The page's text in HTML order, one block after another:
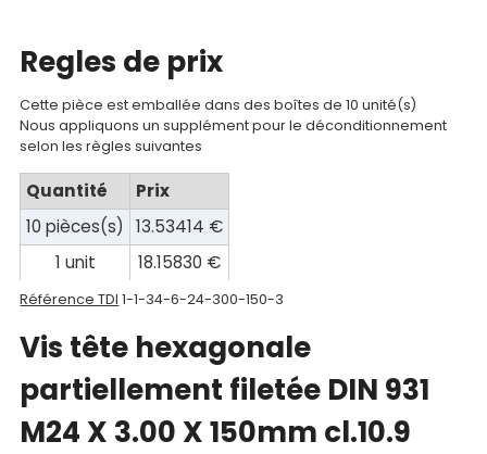
Mon
panier
Contact
Regles de prix
Cette pièce est emballée dans des boîtes de 10 unité(s)
Nous appliquons un supplément pour le déconditionnement
selon les règles suivantes
Quantité
Prix
10 pièces(s)
13.53414 €
1 unit
18.15830 €
Référence TDI 1-1-34-6-24-300-150-3
Vis tête hexagonale
partiellement filetée DIN 931
M24 X 3.00 X 150mm cl.10.9